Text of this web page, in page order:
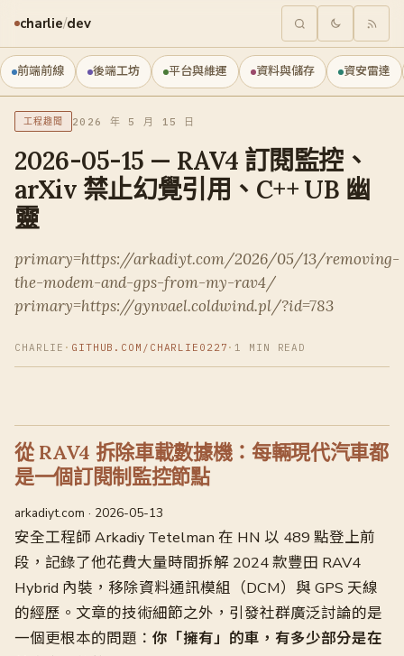
charlie/dev
前端前線 後端工坊 平台與維運 資料與儲存 資安雷達
工程趣聞 2026 年 5 月 15 日
2026-05-15 — RAV4 訂閱監控、
arXiv 禁止幻覺引用、C++ UB 幽
靈
primary=https://arkadiyt.com/2026/05/13/removing-
the-modem-and-gps-from-my-rav4/
primary=https://gynvael.coldwind.pl/?id=783
CHARLIE · GITHUB.COM/CHARLIE0227 · 1 MIN READ
從 RAV4 拆除車載數據機：每輛現代汽車都
是一個訂閱制監控節點
arkadiyt.com · 2026-05-13
安全工程師 Arkadiy Tetelman 在 HN 以 489 點登上前
段，記錄了他花費大量時間拆解 2024 款豐田 RAV4
Hybrid 內裝，移除資料通訊模組（DCM）與 GPS 天線
的經歷。文章的技術細節之外，引發社群廣泛討論的是
一個更根本的問題： 你「擁有」的車，有多少部分是在